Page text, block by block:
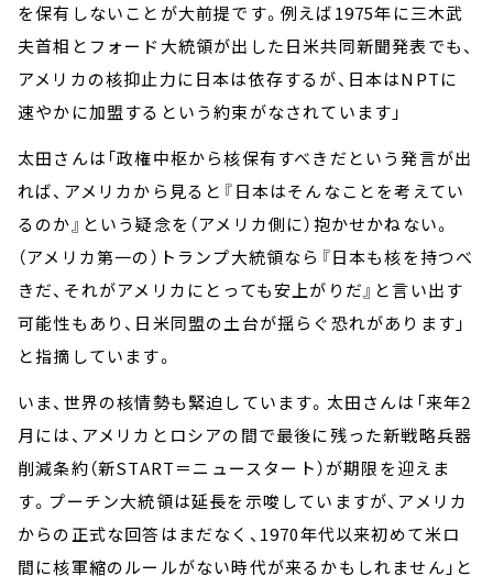
を保有しないことが大前提です。例えば1975年に三木武
夫首相とフォード大統領が出した日米共同新聞発表でも、
アメリカの核抑止力に日本は依存するが、日本はNPTに
速やかに加盟するという約束がなされています」
太田さんは「政権中枢から核保有すべきだという発言が出
れば、アメリカから見ると『日本はそんなことを考えてい
るのか』という疑念を（アメリカ側に）抱かせかねない。
（アメリカ第一の）トランプ大統領なら『日本も核を持つべ
きだ、それがアメリカにとっても安上がりだ』と言い出す
可能性もあり、日米同盟の土台が揺らぐ恐れがあります」
と指摘しています。
いま、世界の核情勢も緊迫しています。太田さんは「来年2
月には、アメリカとロシアの間で最後に残った新戦略兵器
削減条約（新START＝ニュースタート）が期限を迎えま
す。プーチン大統領は延長を示唆していますが、アメリカ
からの正式な回答はまだなく、1970年代以来初めて米ロ
間に核軍縮のルールがない時代が来るかもしれません」と